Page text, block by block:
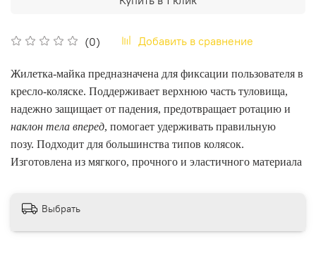
(0) Добавить в сравнение
Жилетка-майка предназначена для фиксации пользователя в
кресло-коляске. Поддерживает верхнюю часть туловища,
надежно защищает от падения, предотвращает ротацию и
наклон тела вперед, помогает удерживать правильную
позу. Подходит для большинства типов колясок.
Изготовлена из мягкого, прочного и эластичного материала
Выбрать